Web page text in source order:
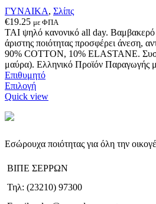
ΓΥΝΑΙΚΑ, Σλίπς
€19.25 με ΦΠΑ
ΤΑΙ ψηλό κανονικό all day. Βαμβακερό
άριστης ποιότητας προσφέρει άνεση,
90% COTTON, 10% ELASTANE.
μαύρα). Ελληνικό Προϊόν Παραγωγής
Επιθυμητό
ΕπιλογήΑυτό
το
παραλλαγές.
Οι
μπορούν
επιλεγούν
Quick view
Εσώρουχα ποιότητας για όλη την
ΒΙΠΕ ΣΕΡΡΩΝ
Τηλ: (23210) 97300